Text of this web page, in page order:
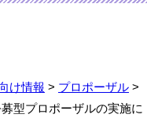
け情報 > プロポーザル >
型プロポーザルの実施に